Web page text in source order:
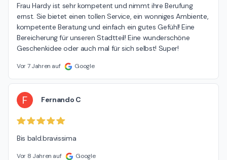
Frau Hardy ist sehr kompetent und nimmt ihre Berufung
ernst. Sie bietet einen tollen Service, ein wonniges Ambiente,
kompetente Beratung und einfach ein gutes Gefühl! Eine
Bereicherung für unseren Stadtteil! Eine wunderschöne
Geschenkidee oder auch mal für sich selbst! Super!
Vor 7 Jahren auf Google
F Fernando C
Bis bald.bravissima
Vor 8 Jahren auf Google